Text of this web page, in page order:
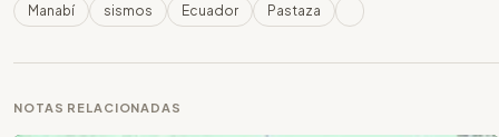
Manabí sismos Ecuador Pastaza
NOTAS RELACIONADAS